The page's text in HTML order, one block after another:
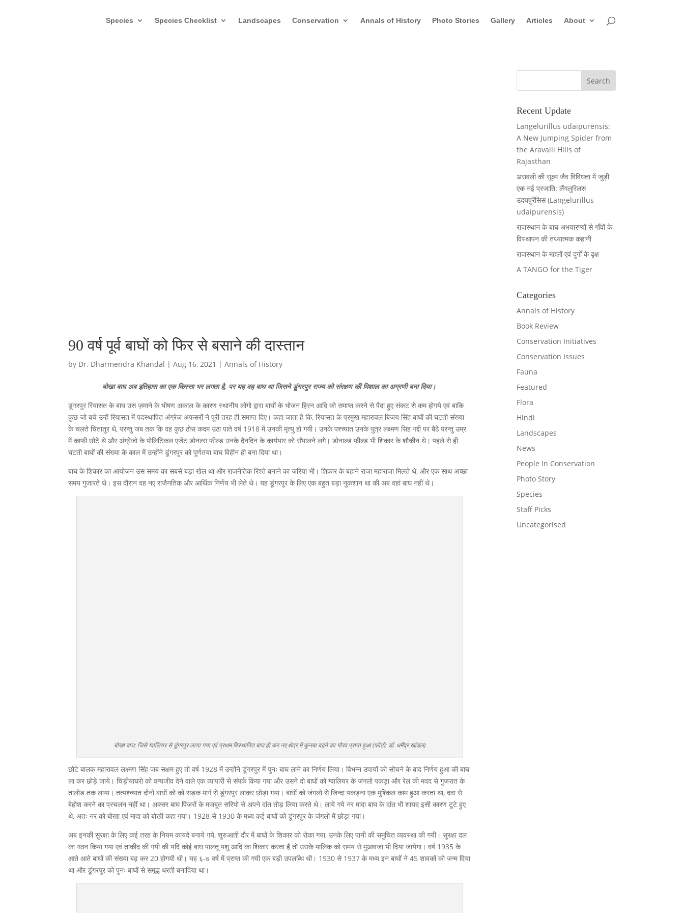
Species Species Checklist Landscapes Conservation Annals of History Photo Stories Gallery Articles About
90 वर्ष पूर्व बाघों को फिर से बसाने की दास्तान
by Dr. Dharmendra Khandal |Aug 16, 2021 |Annals of History
बोखा बाघ अब इतिहास का एक किस्सा भर लगता है, पर यह वह बाघ था जिसने डूंगरपुर राज्य को संरक्षण की मिशाल का अग्रणी बना दिया।
डूंगरपुर रियासत के बाघ उस ज़माने के भीषण अकाल के कारण स्थानीय लोगो द्वारा बाघों के भोजन हिरन आदि को समाप्त करने से पैदा हुए संकट से कम होगये एवं बाकि
कुछ जो बचे उन्हें रियासत में पदस्थापित अंग्रेज अफसरों ने पूरी तरह ही समाप्त दिए। कहा जाता है कि, रियासत के प्रमुख महारावल बिजय सिंह बाघों की घटती संख्या
के चलते चिंतातुर थे, परन्तु जब तक कि वह कुछ ठोस कदम उठा पाते वर्ष 1918 में उनकी मृत्यु हो गयी। उनके पश्च्यात उनके पुत्र लक्ष्मण सिंह गद्दी पर बैठे परन्तु उम्र
में काफी छोटे थे और अंग्रेजो के पोलिटिकल एजेंट डोनल्स फील्ड उनके दैनदिन के कार्यभार को सँभालने लगे। डोनाल्ड फील्ड भी शिकार के शौकीन थे। पहले से ही
घटती बाघों की संख्या के काल में उन्होंने डूंगरपुर को पूर्णतया बाघ विहीन ही बना दिया था।
बाघ के शिकार का आयोजन उस समय का सबसे बड़ा खेल था और राजनैतिक रिश्ते बनाने का जरिया भी। शिकार के बहाने राजा महाराजा मिलते थे, और एक साथ अच्छा
समय गुजारते थे। इस दौरान वह नए राजैनतिक और आर्थिक निर्णय भी लेते थे। यह डूंगरपुर के लिए एक बहुत बड़ा नुकशान था की अब वहां बाघ नहीं थे।
बोखा बाघ: जिसे ग्वालियर से डूंगरपुर लाया गया एवं प्रथम विस्थापित बाघ हो कर नए क्षेत्र में कुनबा बढ़ने का गौरव प्राप्त हुआ (फोटो: डॉ. धर्मेंद्र खांडल)
छोटे बालक महारावल लक्ष्मण सिंह जब सक्षम हुए तो वर्ष 1928 में उन्होंने डूंगरपुर में पुनः बाघ लाने का निर्णय लिया। विभन्न उपायों को सोचने के बाद निर्णय हुआ की बाघ
ला कर छोड़े जाये। चिड़ीयाघरो को वन्यजीव देने वाले एक व्यापारी से संपर्क किया गया और उसने दो बाघों को ग्वालियर के जंगलो पकड़ा और रेल की मदद से गुजरात के
तालोड तक लाया। तत्पश्च्यात दोनों बाघों को को सड़क मार्ग से डूंगरपुर लाकर छोड़ा गया। बाघों को जंगलो से जिन्दा पकड़ना एक मुश्किल काम हुआ करता था, दवा से
बेहोश करने का प्रचलन नहीं था। अक्सर बाघ पिंजरों के मजबूत सरियो से अपने दांत तोड़ लिया करते थे। लाये गये नर मादा बाघ के दांत भी शायद इसी कारण टूटे हुए
थे, अतः नर को बोखा एवं मादा को बोखी कहा गया। 1928 से 1930 के मध्य कई बाघों को डूंगरपुर के जंगलो में छोड़ा गया।
अब इनकी सुरक्षा के लिए कई तरह के नियम कायदे बनाये गये, शुरुआती दौर में बाघों के शिकार को रोका गया, उनके लिए पानी की समुचित व्यवस्था की गयी। सुरक्षा दल
का गठन किया गया एवं ताकीद की गयी की यदि कोई बाघ पालतू पशु आदि का शिकार करता है तो उसके मालिक को समय से मुआवजा भी दिया जायेगा। वर्ष 1935 के
आते आते बाघों की संख्या बढ़ कर 20 होगयी थी। यह ६-७ वर्ष में प्राप्त की गयी एक बड़ी उपलब्धि थी। 1930 से 1937 के मध्य इन बाघों ने 45 शावकों को जन्म दिया
था और डूंगरपुर को पुनः बाघों से समृद्ध धरती बनादिया था।
Recent Update
Langelurillus udaipurensis:
A New Jumping Spider from
the Aravalli Hills of
Rajasthan
अरावली की सूक्ष्म जैव विविधता में जुड़ी
एक नई प्रजाति: लैंगलुरिलस
उदयपुरेंसिस (Langelurillus
udaipurensis)
राजस्थान के बाघ अभयारण्यों से गाँवों के
विस्थापन की तथ्यात्मक कहानी
राजस्थान के महलों एवं दुर्गों के वृक्ष
A TANGO for the Tiger
Categories
Annals of History
Book Review
Conservation Initiatives
Conservation Issues
Fauna
Featured
Flora
Hindi
Landscapes
News
People In Conservation
Photo Story
Species
Staff Picks
Uncategorised